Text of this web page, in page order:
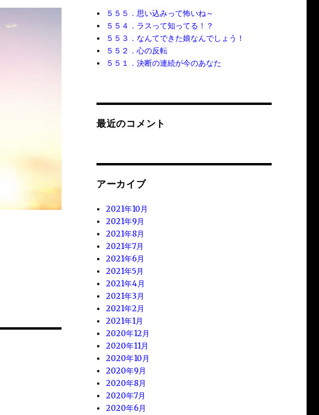
５５５．思い込みって怖いね～
５５４．ラスって知ってる！？
５５３．なんてできた娘なんでしょう！
５５２．心の反転
５５１．決断の連続が今のあなた
最近のコメント
アーカイブ
2021年10月
2021年9月
2021年8月
2021年7月
2021年6月
2021年5月
2021年4月
2021年3月
2021年2月
2021年1月
2020年12月
2020年11月
2020年10月
2020年9月
2020年8月
2020年7月
2020年6月